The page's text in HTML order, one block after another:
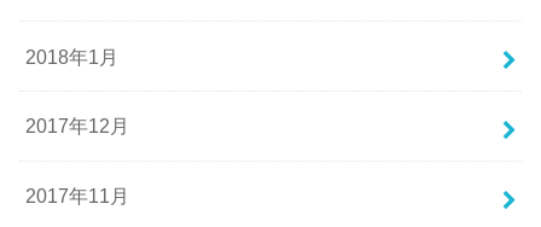
2018年1月
2017年12月
2017年11月